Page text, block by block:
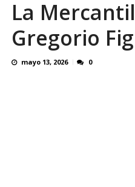
Reino
La
Gregorio
mayo 13, 2026 0